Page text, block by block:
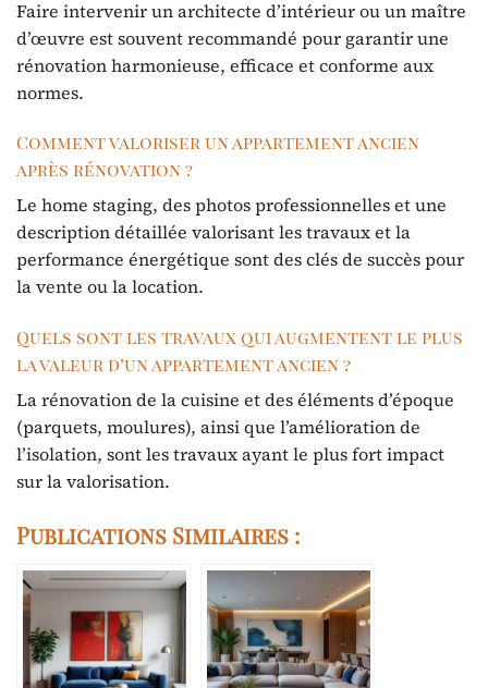
Faire intervenir un architecte d’intérieur ou un maître
d’œuvre est souvent recommandé pour garantir une
rénovation harmonieuse, efficace et conforme aux
normes.
Comment valoriser un appartement ancien
après rénovation ?
Le home staging, des photos professionnelles et une
description détaillée valorisant les travaux et la
performance énergétique sont des clés de succès pour
la vente ou la location.
Quels sont les travaux qui augmentent le plus
la valeur d’un appartement ancien ?
La rénovation de la cuisine et des éléments d’époque
(parquets, moulures), ainsi que l’amélioration de
l’isolation, sont les travaux ayant le plus fort impact
sur la valorisation.
Publications Similaires :